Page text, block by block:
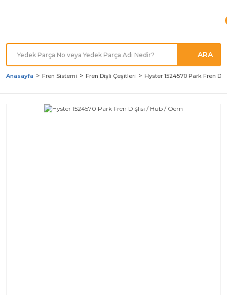
ARA
Anasayfa Fren Sistemi Fren Dişli Çeşitleri Hyster 1524570 Park Fren